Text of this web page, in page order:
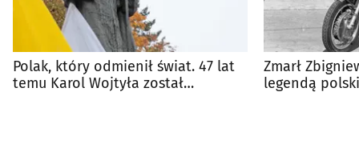
Polak, który odmienił świat. 47 lat
temu Karol Wojtyła został
Zmarł
legendą